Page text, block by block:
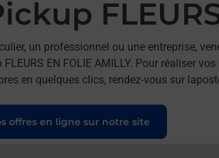
un professionnel ou une entreprise,
EN FOLIE AMILLY. Pour réaliser
en quelques clics, rendez-vous sur
offres en ligne sur notre site